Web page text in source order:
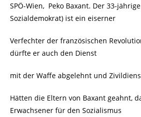
SPÖ-Wien, Peko Baxant. Der 33-
Sozialdemokrat) ist ein eiserner
Verfechter der französischen
dürfte er auch den Dienst
mit der Waffe abgelehnt und
Hätten die Eltern von Baxant geahnt,
Erwachsener für den Sozialismus